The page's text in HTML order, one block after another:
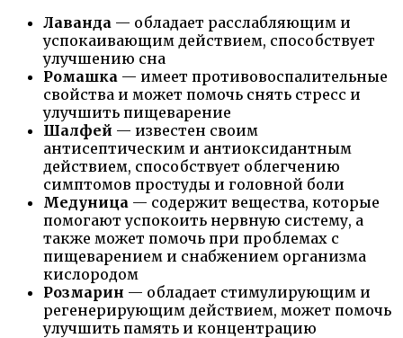
Лаванда — обладает расслабляющим и
успокаивающим действием, способствует
улучшению сна
Ромашка — имеет противовоспалительные
свойства и может помочь снять стресс и
улучшить пищеварение
Шалфей — известен своим
антисептическим и антиоксидантным
действием, способствует облегчению
симптомов простуды и головной боли
Медуница — содержит вещества, которые
помогают успокоить нервную систему, а
также может помочь при проблемах с
пищеварением и снабжением организма
кислородом
Розмарин — обладает стимулирующим и
регенерирующим действием, может помочь
улучшить память и концентрацию